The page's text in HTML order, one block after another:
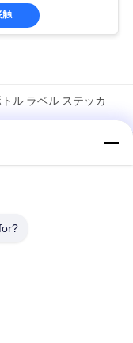
触
ル ラベル ステッカ
印刷 ペプチドパウダ
印刷 ペプチドパウダ